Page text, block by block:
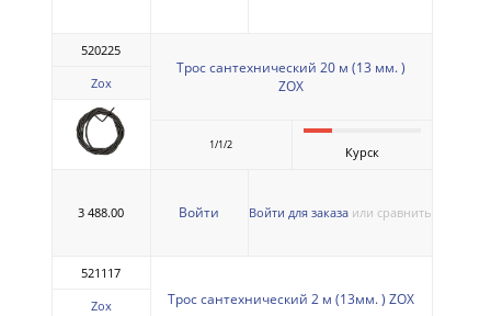
520225
Zox
Трос сантехнический 20 м (13 мм. )
ZOX
1/1/2 Курск
3 488.00 Войти Войти для заказа или сравнить
521117
Zox Трос сантехнический 2 м (13мм. ) ZOX